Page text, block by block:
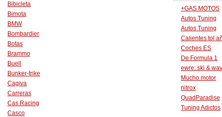
Bibicleta
Bimota
BMW
Bombardier
Botas
Brammo
Buell
Bunker-trike
Cagiva
Carreras
Cas Racing
Casco
+GAS MOTOS
Autos Tuning
Autos Tuning
Calientes tol
Coches ES
De Formula 1
ewre: ski &
Mucho motor
nitrox
QuadParadise
Tuning Adictos